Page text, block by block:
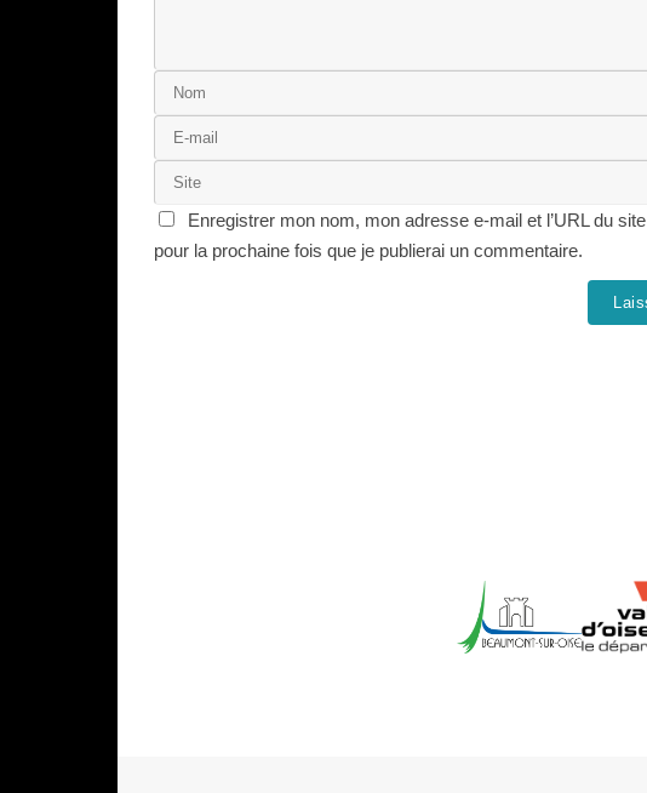
Enregistrer mon nom, mon adresse e-mail et l’URL du
pour la prochaine fois que je publierai un commentaire.